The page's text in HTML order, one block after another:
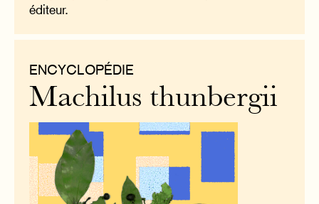
éditeur.
ENCYCLOPÉDIE
Machilus thunbergii